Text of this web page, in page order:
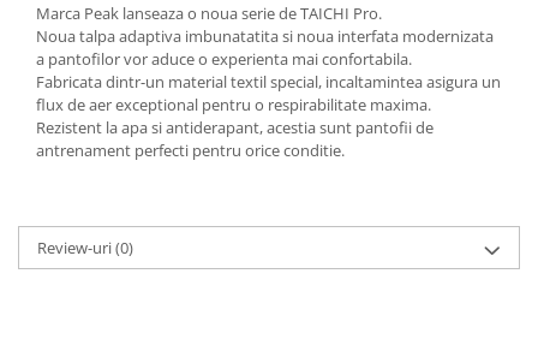
Marca Peak lanseaza o noua serie de TAICHI Pro.
Noua talpa adaptiva imbunatatita si noua interfata modernizata
a pantofilor vor aduce o experienta mai confortabila.
Fabricata dintr-un material textil special, incaltamintea asigura un
flux de aer exceptional pentru o respirabilitate maxima.
Rezistent la apa si antiderapant, acestia sunt pantofii de
antrenament perfecti pentru orice conditie.
Review-uri(0)